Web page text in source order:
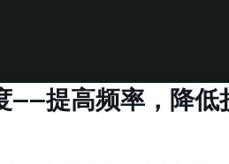
——提高频率，降低